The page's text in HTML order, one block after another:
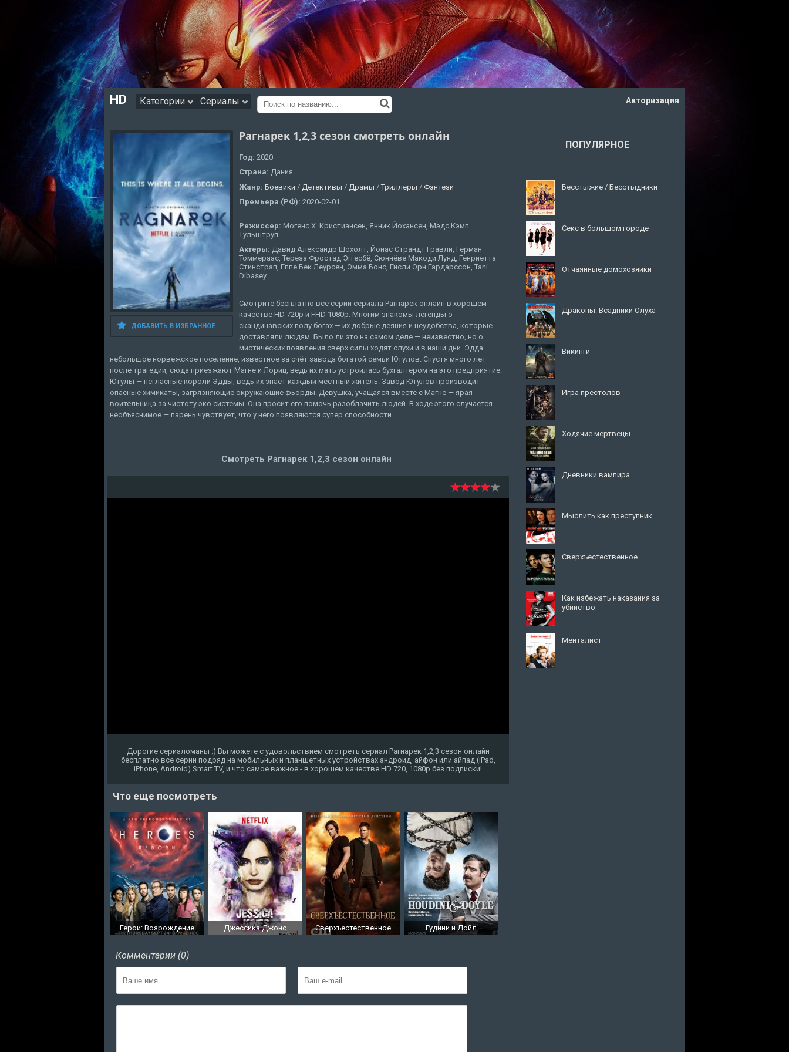
HD Категории Сериалы Авторизация
ДОБАВИТЬ В ИЗБРАННОЕ
Рагнарек 1,2,3 сезон смотреть онлайн
Год: 2020
Страна: Дания
Жанр: Боевики / Детективы / Драмы / Триллеры / Фэнтези
Премьера (РФ): 2020-02-01
Режиссер: Могенс Х. Кристиансен, Янник Йохансен, Мэдс Кэмп
Тульштруп
Актеры: Давид Александр Шохолт, Йонас Страндт Гравли, Герман
Томмераас, Тереза Фростад Эггесбё, Сюннёве Макоди Лунд, Генриетта
Стинстрап, Еппе Бек Леурсен, Эмма Бонс, Гисли Орн Гардарссон, Tani
Dibasey
Смотрите бесплатно все серии сериала Рагнарек онлайн в хорошем
качестве HD 720p и FHD 1080p. Многим знакомы легенды о
скандинавских полу богах — их добрые деяния и неудобства, которые
доставляли людям. Было ли это на самом деле — неизвестно, но о
мистических появления сверх силы ходят слухи и в наши дни. Эдда —
небольшое норвежское поселение, известное за счёт завода богатой семьи Ютулов. Спустя много лет
после трагедии, сюда приезжают Магне и Лориц, ведь их мать устроилась бухгалтером на это предприятие.
Ютулы — негласные короли Эдды, ведь их знает каждый местный житель. Завод Ютулов производит
опасные химикаты, загрязняющие окружающие фьорды. Девушка, учащаяся вместе с Магне — ярая
воительница за чистоту эко системы. Она просит его помочь разоблачить людей. В ходе этого случается
необъяснимое — парень чувствует, что у него появляются супер способности.
Смотреть Рагнарек 1,2,3 сезон онлайн
Дорогие сериаломаны :) Вы можете с удовольствием смотреть сериал Рагнарек 1,2,3 сезон онлайн
бесплатно все серии подряд на мобильных и планшетных устройствах андроид, айфон или айпад (iPad,
iPhone, Android) Smart TV, и что самое важное - в хорошем качестве HD 720, 1080p без подписки!
Что еще посмотреть
Герои: Возрождение Джессика Джонс Сверхъестественное Гудини и Дойл
Комментарии (0)
ПОПУЛЯРНОЕ
Бесстыжие / Бесстыдники
Секс в большом городе
Отчаянные домохозяйки
Драконы: Всадники Олуха
Викинги
Игра престолов
Ходячие мертвецы
Дневники вампира
Мыслить как преступник
Сверхъестественное
Как избежать наказания за
убийство
Менталист